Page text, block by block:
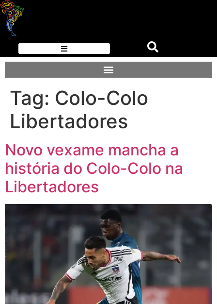
Tag: Colo-Colo
Libertadores
Novo vexame mancha a
história do Colo-Colo na
Libertadores